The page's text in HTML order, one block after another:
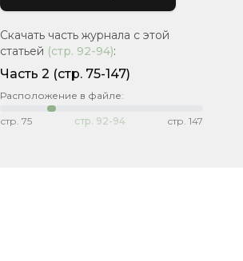
Скачать часть журнала с этой
статьей (стр. 92-94):
Часть 2 (стр. 75-147)
Расположение в файле:
стр. 75 стр. 92-94 стр. 147